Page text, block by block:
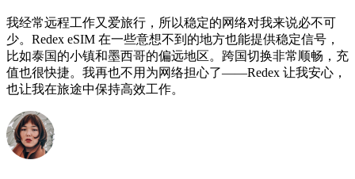
我经常远程工作又爱旅行，所以稳定的网络对我来说必不可
少。Redex eSIM 在一些意想不到的地方也能提供稳定信号，
比如泰国的小镇和墨西哥的偏远地区。跨国切换非常顺畅，充
值也很快捷。我再也不用为网络担心了——Redex 让我安心，
也让我在旅途中保持高效工作。